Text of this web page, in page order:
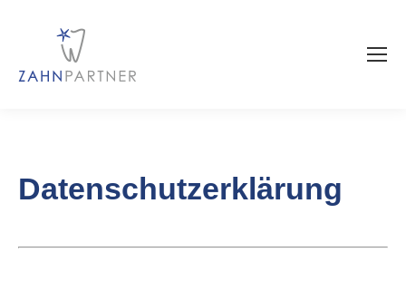
Datenschutzerklärung